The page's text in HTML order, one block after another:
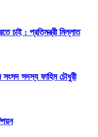
চাই : প্রতিমন্ত্রী মিল্লাত
সংসদ সদস্য ফাহিম চৌধুরী